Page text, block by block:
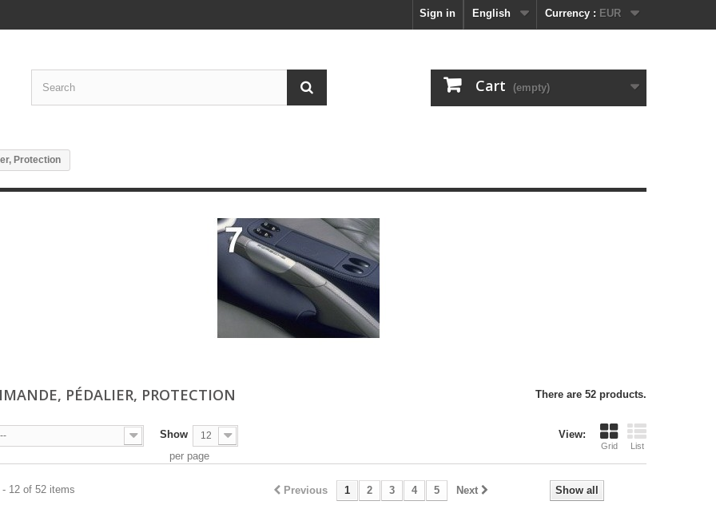
Currency : EUR
English
Sign in
Cart (empty)
Protection
PÉDALIER, PROTECTION There are 52 products.
View:
Grid List
-- Show 12
per page
Show all
Previous 1 2 3 4 5 Next
12 of 52 items